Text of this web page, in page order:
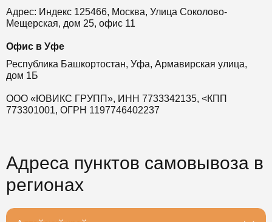
Адрес: Индекс 125466, Москва, Улица Соколово-
Мещерская, дом 25, офис 11
Офис в Уфе
Республика Башкортостан, Уфа, Армавирская улица,
дом 1Б
ООО «ЮВИКС ГРУПП», ИНН 7733342135, <КПП
773301001, ОГРН 1197746402237
Адреса пунктов самовывоза в
регионах